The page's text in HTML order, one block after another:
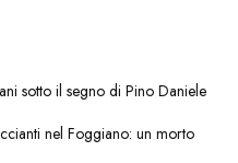
sotto il segno di Pino Daniele
nel Foggiano: un morto